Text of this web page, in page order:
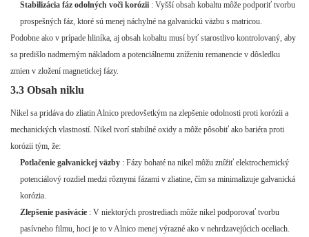
Stabilizácia fáz odolných voči korózii : Vyšší obsah kobaltu môže podporiť tvorbu
prospešných fáz, ktoré sú menej náchylné na galvanickú väzbu s matricou.
Podobne ako v prípade hliníka, aj obsah kobaltu musí byť starostlivo kontrolovaný, aby
sa predišlo nadmerným nákladom a potenciálnemu zníženiu remanencie v dôsledku
zmien v zložení magnetickej fázy.
3.3 Obsah niklu
Nikel sa pridáva do zliatin Alnico predovšetkým na zlepšenie odolnosti proti korózii a
mechanických vlastností. Nikel tvorí stabilné oxidy a môže pôsobiť ako bariéra proti
korózii tým, že:
Potlačenie galvanickej väzby : Fázy bohaté na nikel môžu znížiť elektrochemický
potenciálový rozdiel medzi rôznymi fázami v zliatine, čím sa minimalizuje galvanická
korózia.
Zlepšenie pasivácie : V niektorých prostrediach môže nikel podporovať tvorbu
pasívneho filmu, hoci je to v Alnico menej výrazné ako v nehrdzavejúcich oceliach.